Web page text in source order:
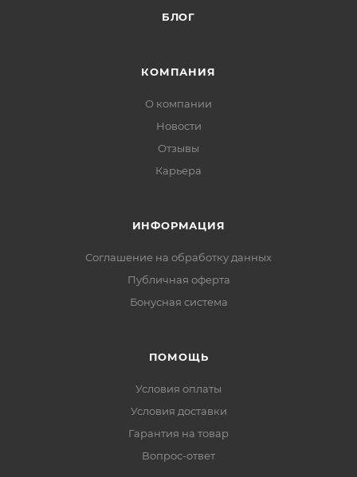
БЛОГ
КОМПАНИЯ
О компании
Новости
Отзывы
Карьера
ИНФОРМАЦИЯ
Соглашение на обработку данных
Публичная оферта
Бонусная система
ПОМОЩЬ
Условия оплаты
Условия доставки
Гарантия на товар
Вопрос-ответ